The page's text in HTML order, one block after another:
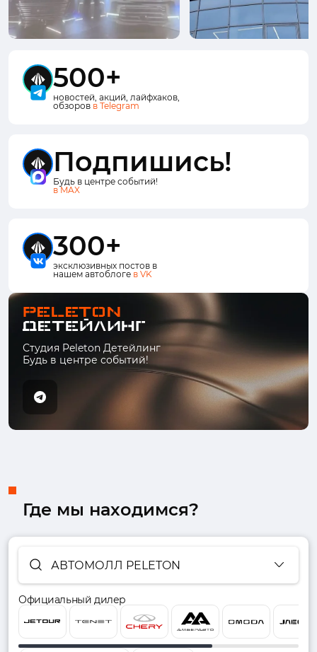
500+
новостей, акций, лайфхаков,
обзоров в Telegram
Подпишись!
Будь в центре событий!
в MAX
300+
эксклюзивных постов в
нашем автоблоге в VK
Студия Peleton Детейлинг
Будь в центре событий!
Где мы находимся?
АВТОМОЛЛ PELETON
Официальный дилер